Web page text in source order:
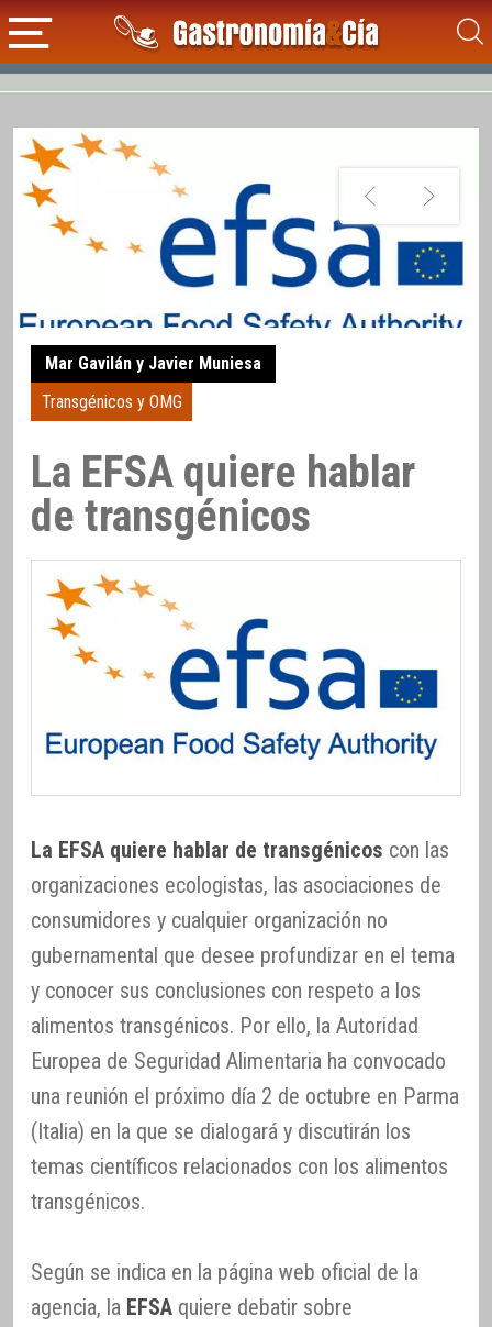
Mar Gavilán y Javier Muniesa
Transgénicos y OMG
La EFSA quiere hablar
de transgénicos
La EFSA quiere hablar de transgénicos con las
organizaciones ecologistas, las asociaciones de
consumidores y cualquier organización no
gubernamental que desee profundizar en el tema
y conocer sus conclusiones con respeto a los
alimentos transgénicos. Por ello, la Autoridad
Europea de Seguridad Alimentaria ha convocado
una reunión el próximo día 2 de octubre en Parma
(Italia) en la que se dialogará y discutirán los
temas científicos relacionados con los alimentos
transgénicos.
Según se indica en la página web oficial de la
agencia, la EFSA quiere debatir sobre